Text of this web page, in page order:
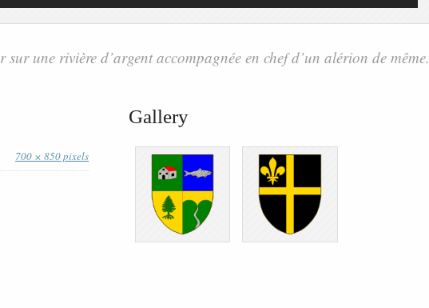
une rivière d’argent accompagnée en chef d’un alérion de même.
700 × 850 pixels
Gallery